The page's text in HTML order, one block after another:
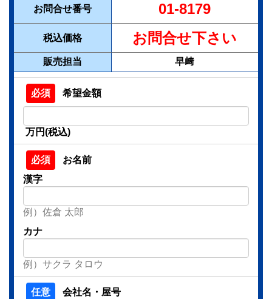
お問合せ番号 01-8179
税込価格 お問合せ下さい
販売担当 早﨑
希望金額
万円(税込)
お名前
漢字
例）佐倉 太郎
カナ
例）サクラ タロウ
会社名・屋号